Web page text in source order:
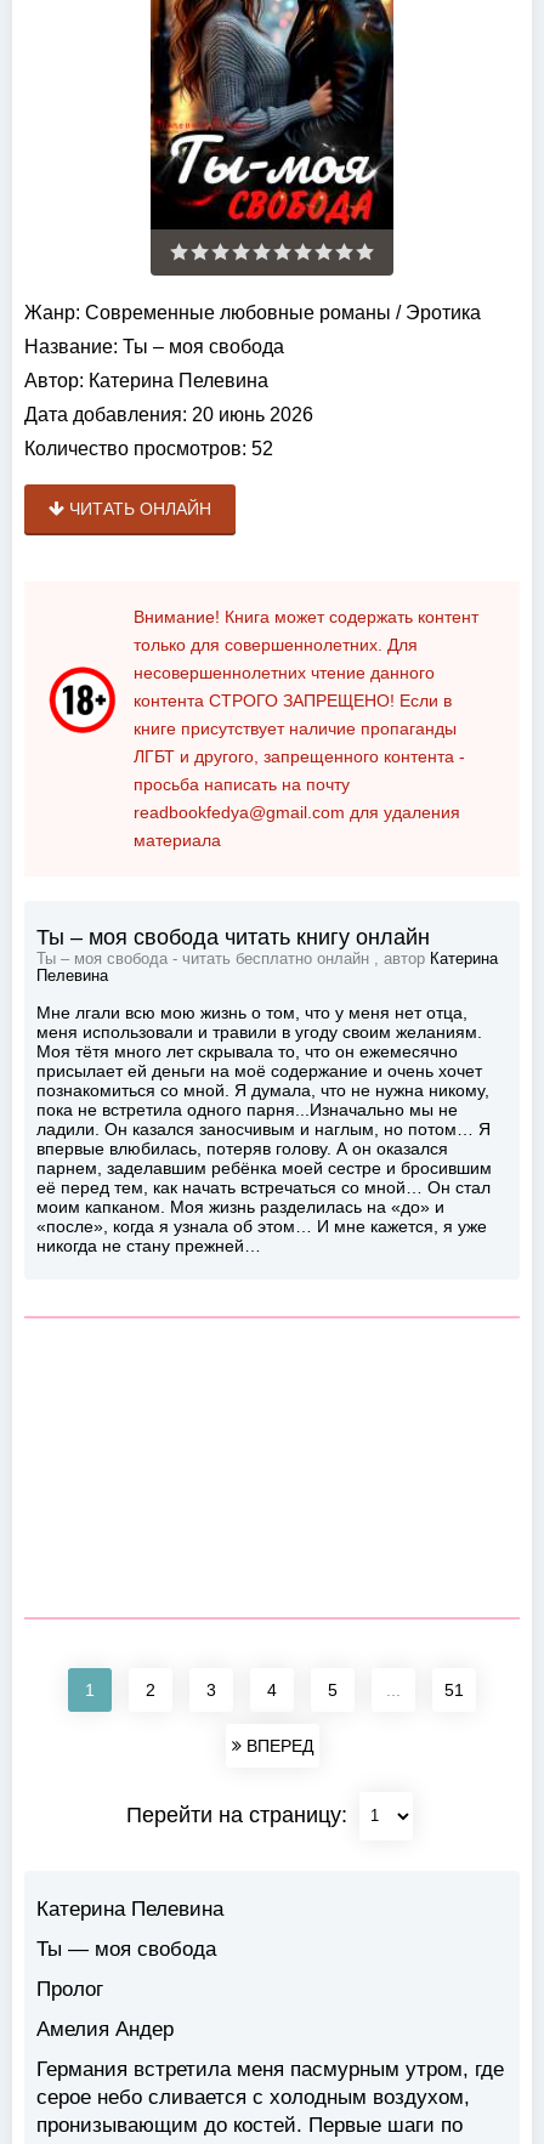
Жанр: Современные любовные романы / Эротика
Название: Ты – моя свобода
Автор: Катерина Пелевина
Дата добавления: 20 июнь 2026
Количество просмотров: 52
ЧИТАТЬ ОНЛАЙН
Внимание! Книга может содержать контент
только для совершеннолетних. Для
несовершеннолетних чтение данного
контента СТРОГО ЗАПРЕЩЕНО! Если в
книге присутствует наличие пропаганды
ЛГБТ и другого, запрещенного контента -
просьба написать на почту
readbookfedya@gmail.com для удаления
материала
Ты – моя свобода читать книгу онлайн
Ты – моя свобода - читать бесплатно онлайн , автор Катерина
Пелевина
Мне лгали всю мою жизнь о том, что у меня нет отца,
меня использовали и травили в угоду своим желаниям.
Моя тётя много лет скрывала то, что он ежемесячно
присылает ей деньги на моё содержание и очень хочет
познакомиться со мной. Я думала, что не нужна никому,
пока не встретила одного парня...Изначально мы не
ладили. Он казался заносчивым и наглым, но потом… Я
впервые влюбилась, потеряв голову. А он оказался
парнем, заделавшим ребёнка моей сестре и бросившим
её перед тем, как начать встречаться со мной… Он стал
моим капканом. Моя жизнь разделилась на «до» и
«после», когда я узнала об этом… И мне кажется, я уже
никогда не стану прежней…
1 2 3 4 5 51
ВПЕРЕД
Перейти на страницу:
Катерина Пелевина
Ты — моя свобода
Пролог
Амелия Андер
Германия встретила меня пасмурным утром, где
серое небо сливается с холодным воздухом,
пронизывающим до костей. Первые шаги по